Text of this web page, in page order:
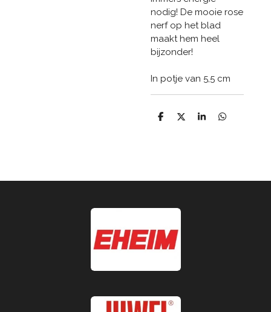
nodig! De mooie rose
nerf op het blad
maakt hem heel
bijzonder!
In potje van 5,5 cm
D
D
S
D